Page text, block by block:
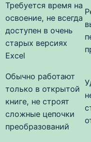
Требуется время на
освоение, не всегда
доступен в очень
старых версиях
Excel
Обычно работают
только в открытой
книге, не строят
сложные цепочки
преобразований